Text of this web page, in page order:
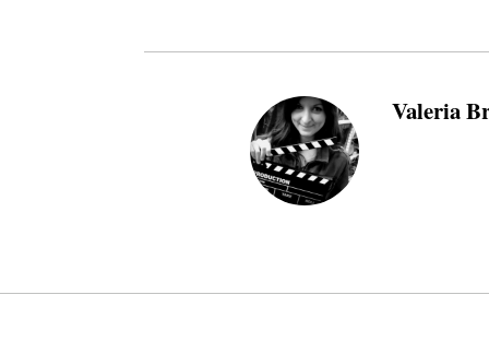
Valeria